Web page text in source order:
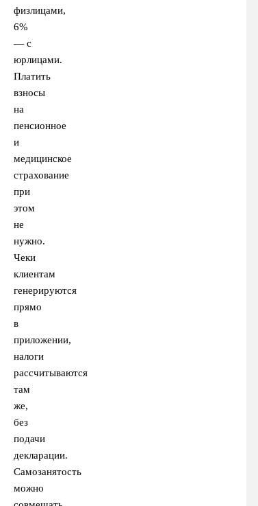
физлицами,
6%
— с
юрлицами.
Платить
взносы
на
пенсионное
и
медицинское
страхование
при
этом
не
нужно.
Чеки
клиентам
генерируются
прямо
в
приложении,
налоги
рассчитываются
там
же,
без
подачи
декларации.
Самозанятость
можно